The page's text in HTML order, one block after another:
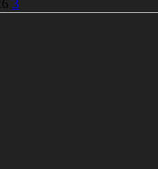
3